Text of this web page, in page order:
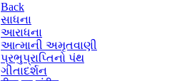
Back
સાધના
આરાધના
આત્માની અમૃતવાણી
પ્રભુપ્રાપ્તિનો પંથ
ગીતાદર્શન